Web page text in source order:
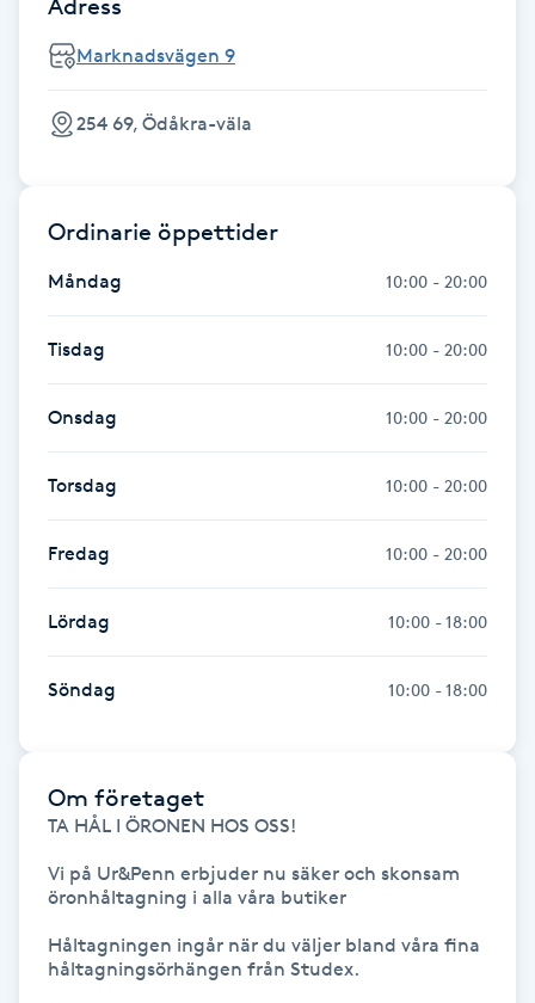
Face framing
Fet hårbotten
Fettreducering
Fibromassage
Fillers
Fotmassage
Fotsvamp
Fotvård
Fransar
Fransborttagning
Fransfärgning
Fransförlängning
Fransförlängning Megavolym
Adress
Marknadsvägen 9
254 69, Ödåkra-väla
Ordinarie öppettider
Måndag 10:00 - 20:00
Tisdag 10:00 - 20:00
Onsdag 10:00 - 20:00
Torsdag 10:00 - 20:00
Fredag 10:00 - 20:00
Lördag 10:00 - 18:00
Söndag 10:00 - 18:00
Om företaget
TA HÅL I ÖRONEN HOS OSS!
Vi på Ur&Penn erbjuder nu säker och skonsam
öronhåltagning i alla våra butiker
Håltagningen ingår när du väljer bland våra fina
håltagningsörhängen från Studex.